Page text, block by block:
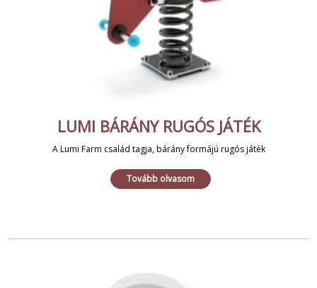
LUMI BÁRÁNY RUGÓS JÁTÉK
A Lumi Farm család tagja, bárány formájú rugós játék
Tovább olvasom